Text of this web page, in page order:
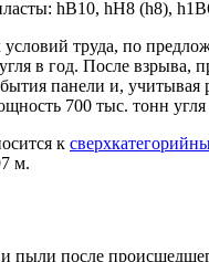
hВ10, hН8 (h8),
труда, по
в год. После взрыва,
панели и, учитывая
700 тыс. тонн угля
к
м.
пыли после